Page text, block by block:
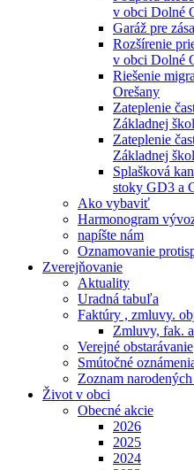
v obci Dolné
Garáž pre
Rozšírenie
v obci Dolné
Riešenie
Orešany
Zateplenie
Základnej
Zateplenie
Základnej
Splašková
stoky GD3 a
Ako vybaviť
Harmonogram
napíšte nám
Oznamovanie
Zverejňovanie
Aktuality
Uradná tabuľa
Faktúry , zmluvy.
Zmluvy, fak.
Verejné obstarávanie
Smútočné
Zoznam
Život v obci
Obecné akcie
2026
2025
2024